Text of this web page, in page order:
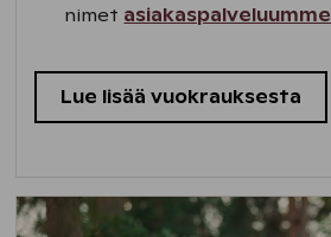
nimet asiakaspalveluumme
Lue lisää vuokrauksesta